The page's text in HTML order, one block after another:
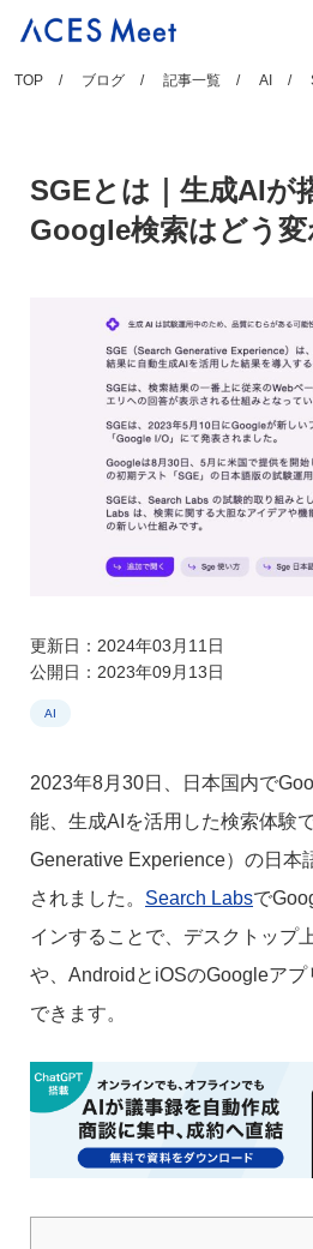
content
TOP ブログ 記事一覧 AI
SGEとは｜生成AIが
Google検索はどう変
更新日：2024年03月11日
公開日：2023年09月13日
AI
2023年8月30日、日本国内で
能、生成AIを活用した検索体験
Generative Experience）の日本
されました。 Search Labsで
インすることで、デスクトップ
や、AndroidとiOSのGoogleア
できます。